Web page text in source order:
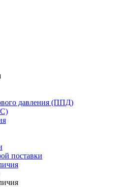
давления (ППД)
поставки